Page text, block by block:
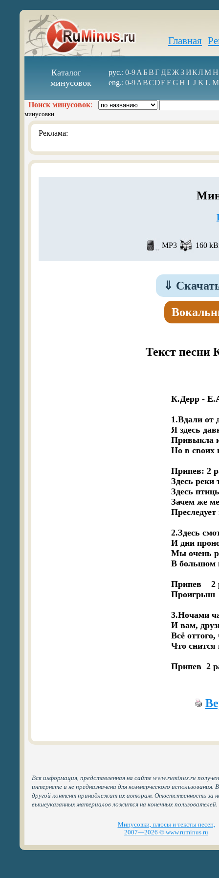
Главная
Каталог
минусовок
рус.: 0-9А БВГ ДЕЖ З ИКЛМН
eng.: 0-9ABCDEFGH I J K L M
Поиск минусовок:
минусовки
Реклама:
MP3 160
⇓
Текст песни
К.Дерр -
1.Вдали от
Я здесь
Привыкла
Но в своих
Припев: 2
Здесь реки
Здесь
Зачем же
2.Здесь
И дни
Мы очень
В большом
Припев    2
Проигрыш
3.Ночами
И вам,
Всё
Что
Припев  2
Вся информация, представленная на сайте www.ruminus.ru
интернете и не предназначена для коммерческого
другой контент принадлежат их авторам. Ответственность за
вышеуказанных материалов ложится на конечных пользователей.
Минусовки, плюсы и тексты песен,
2007—2026 © www.ruminus.ru